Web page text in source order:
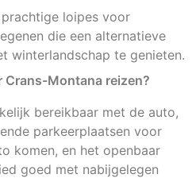
loipes voor
die een alternatieve
winterlandschap te genieten.
Crans-Montana reizen?
bereikbaar met de auto,
parkeerplaatsen voor
komen, en het openbaar
goed met nabijgelegen